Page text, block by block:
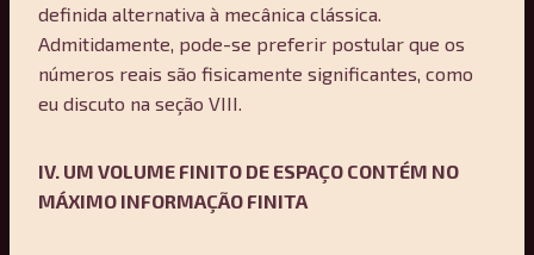
definida alternativa à mecânica clássica.
Admitidamente, pode-se preferir postular que os
números reais são fisicamente significantes, como
eu discuto na seção VIII.
IV. UM VOLUME FINITO DE ESPAÇO CONTÉM NO
MÁXIMO INFORMAÇÃO FINITA